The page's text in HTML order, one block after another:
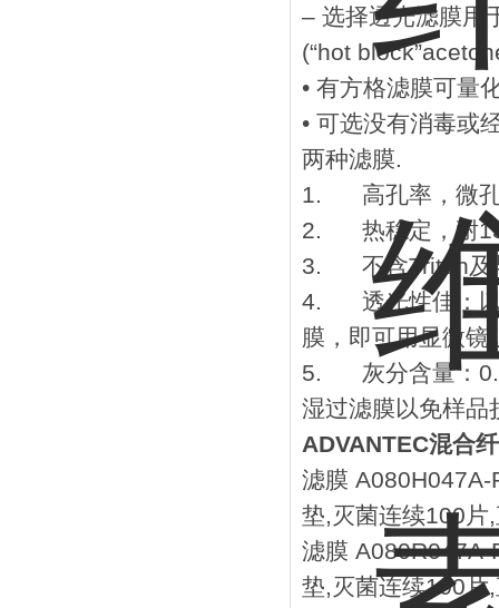
– 选择透光滤膜用
(“hot
• 有方格滤膜可量
• 可选没有消毒或
两种滤膜.
1. 高孔率，微孔
2. 热稳定，耐
3. 不含Triton及
4. 透光性佳：以
膜，即可用显微镜
5. 灰分含量：
湿过滤膜以免样品
ADVANTEC混合
滤膜
垫,灭菌连续100片
滤膜
垫,灭菌连续100片